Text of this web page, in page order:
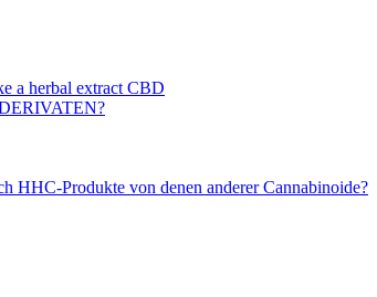
HHC-Produkte von denen anderer Cannabinoide?